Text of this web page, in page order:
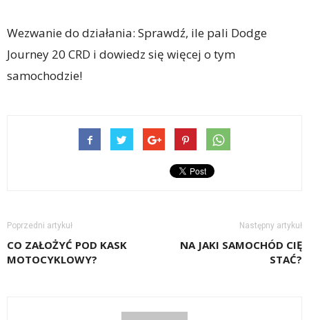
Wezwanie do działania: Sprawdź, ile pali Dodge
Journey 20 CRD i dowiedz się więcej o tym
samochodzie!
Poprzedni artykuł
CO ZAŁOŻYĆ POD KASK
MOTOCYKLOWY?
Następny artykuł
NA JAKI SAMOCHÓD CIĘ
STAĆ?